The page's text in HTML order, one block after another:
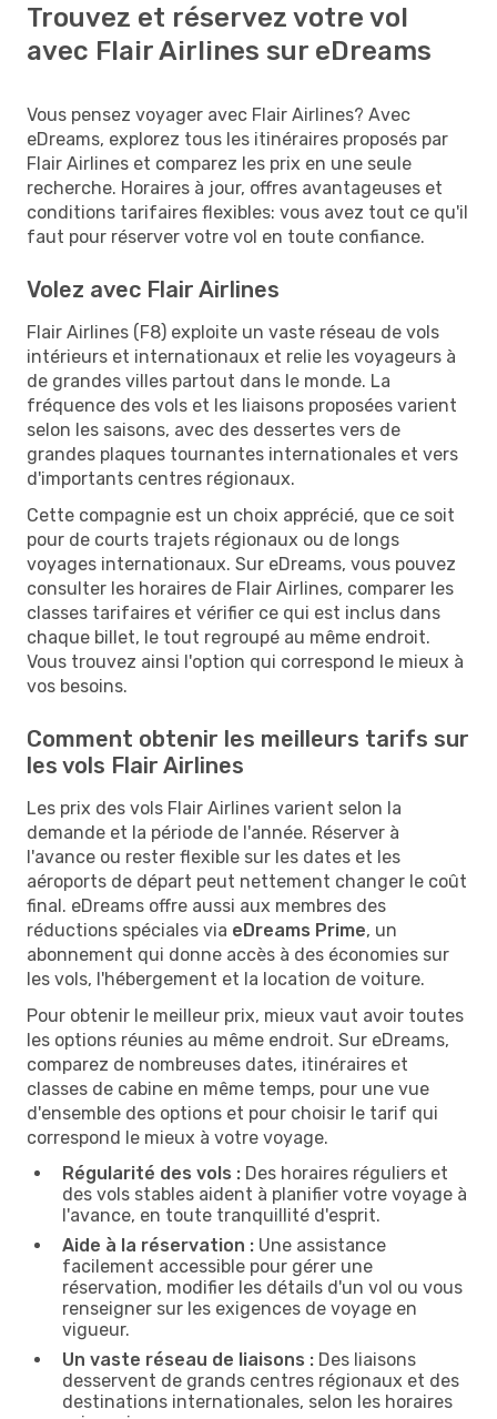
Trouvez et réservez votre vol
avec Flair Airlines sur eDreams
Vous pensez voyager avec Flair Airlines? Avec
eDreams, explorez tous les itinéraires proposés par
Flair Airlines et comparez les prix en une seule
recherche. Horaires à jour, offres avantageuses et
conditions tarifaires flexibles: vous avez tout ce qu'il
faut pour réserver votre vol en toute confiance.
Volez avec Flair Airlines
Flair Airlines (F8) exploite un vaste réseau de vols
intérieurs et internationaux et relie les voyageurs à
de grandes villes partout dans le monde. La
fréquence des vols et les liaisons proposées varient
selon les saisons, avec des dessertes vers de
grandes plaques tournantes internationales et vers
d'importants centres régionaux.
Cette compagnie est un choix apprécié, que ce soit
pour de courts trajets régionaux ou de longs
voyages internationaux. Sur eDreams, vous pouvez
consulter les horaires de Flair Airlines, comparer les
classes tarifaires et vérifier ce qui est inclus dans
chaque billet, le tout regroupé au même endroit.
Vous trouvez ainsi l'option qui correspond le mieux à
vos besoins.
Comment obtenir les meilleurs tarifs sur
les vols Flair Airlines
Les prix des vols Flair Airlines varient selon la
demande et la période de l'année. Réserver à
l'avance ou rester flexible sur les dates et les
aéroports de départ peut nettement changer le coût
final. eDreams offre aussi aux membres des
réductions spéciales via eDreams Prime, un
abonnement qui donne accès à des économies sur
les vols, l'hébergement et la location de voiture.
Pour obtenir le meilleur prix, mieux vaut avoir toutes
les options réunies au même endroit. Sur eDreams,
comparez de nombreuses dates, itinéraires et
classes de cabine en même temps, pour une vue
d'ensemble des options et pour choisir le tarif qui
correspond le mieux à votre voyage.
Régularité des vols : Des horaires réguliers et
des vols stables aident à planifier votre voyage à
l'avance, en toute tranquillité d'esprit.
Aide à la réservation : Une assistance
facilement accessible pour gérer une
réservation, modifier les détails d'un vol ou vous
renseigner sur les exigences de voyage en
vigueur.
Un vaste réseau de liaisons : Des liaisons
desservent de grands centres régionaux et des
destinations internationales, selon les horaires